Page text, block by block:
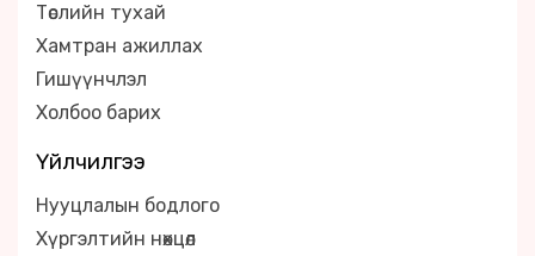
Төслийн тухай
Хамтран ажиллах
Гишүүнчлэл
Холбоо барих
Үйлчилгээ
Нууцлалын бодлого
Хүргэлтийн нөхцөл